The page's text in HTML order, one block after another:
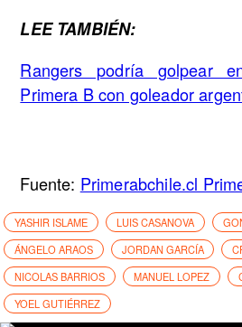
LEE TAMBIÉN:
Rangers podría golpear
Primera B con goleador
Fuente: Primerabchile.cl
YASHIR ISLAME LUIS CASANOVA
ÁNGELO ARAOS
JORDAN GARCÍA
NICOLAS BARRIOS
MANUEL LOPEZ
YOEL GUTIÉRREZ